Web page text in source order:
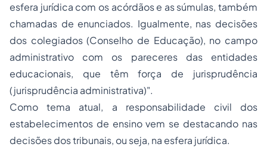
esfera jurídica com os acórdãos e as súmulas, também
chamadas de enunciados. Igualmente, nas decisões
dos colegiados (Conselho de Educação), no campo
administrativo com os pareceres das entidades
educacionais, que têm força de jurisprudência
(jurisprudência administrativa)".
Como tema atual, a responsabilidade civil dos
estabelecimentos de ensino vem se destacando nas
decisões dos tribunais, ou seja, na esfera jurídica.